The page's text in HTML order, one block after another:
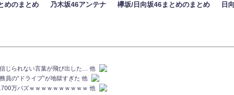
めのまとめ 乃木坂46アンテナ 欅坂/日向坂46まとめのまとめ 日
じられない言葉が飛び出した… 他
の“ドライブ”が地獄すぎた 他
万バズｗｗｗｗｗｗｗｗｗｗ 他